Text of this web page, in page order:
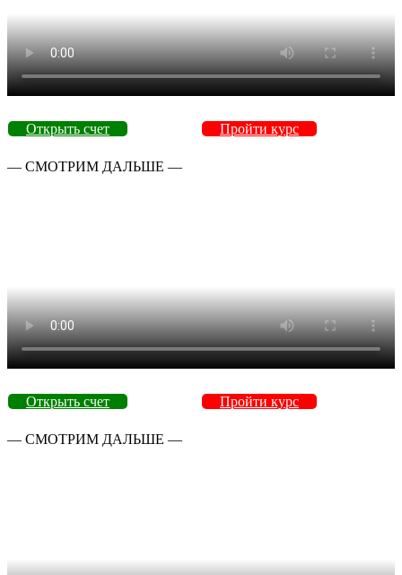
Открыть счет Пройти курс
— СМОТРИМ ДАЛЬШЕ —
Открыть счет Пройти курс
— СМОТРИМ ДАЛЬШЕ —